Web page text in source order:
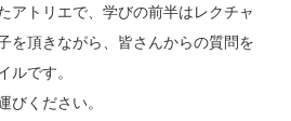
アトリエで、学びの前半はレクチャ
を頂きながら、皆さんからの質問を
ルです。
びください。